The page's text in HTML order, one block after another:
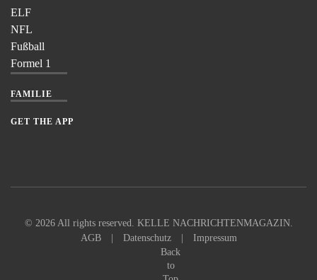
ELF
NFL
Fußball
Formel 1
FAMILIE
GET THE APP
© 2026All rights reserved. KELLE NACHRICHTENMAGAZIN.
AGB| Datenschutz| Impressum
Back
to